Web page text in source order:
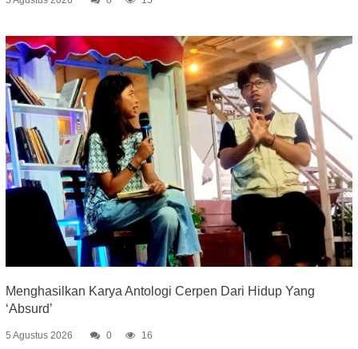
Menghasilkan Karya Antologi Cerpen Dari Hidup Yang
‘Absurd’
5 Agustus 2026 0 16